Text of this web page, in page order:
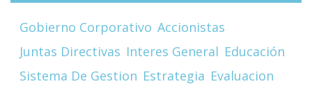
Gobierno Corporativo Accionistas
Juntas Directivas Interes General Educación
Sistema De Gestion Estrategia Evaluacion